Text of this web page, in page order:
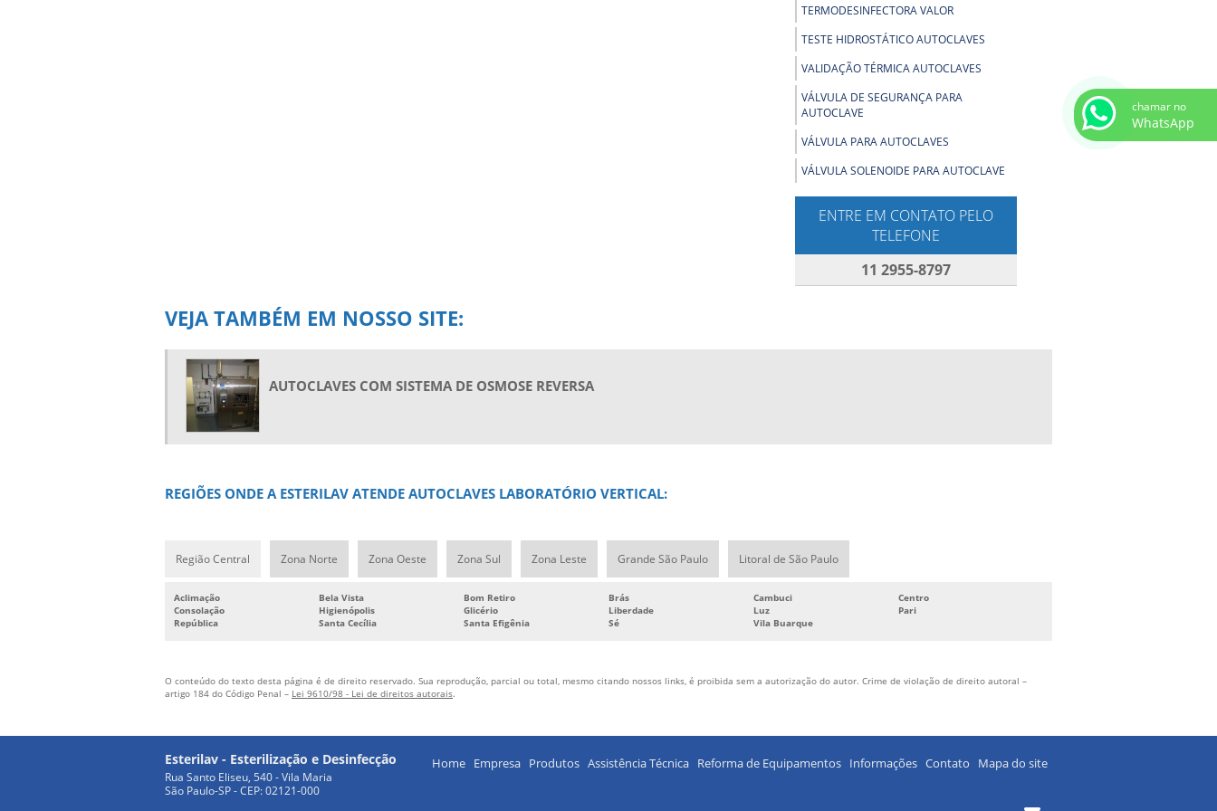
TERMODESINFECTORA VALOR
TESTE HIDROSTÁTICO AUTOCLAVES
VALIDAÇÃO TÉRMICA AUTOCLAVES
VÁLVULA DE SEGURANÇA PARA
AUTOCLAVE
VÁLVULA PARA AUTOCLAVES
VÁLVULA SOLENOIDE PARA AUTOCLAVE
ENTRE EM CONTATO PELO
TELEFONE
11 2955-8797
VEJA TAMBÉM EM NOSSO SITE:
AUTOCLAVES COM SISTEMA DE OSMOSE REVERSA
REGIÕES ONDE A ESTERILAV ATENDE AUTOCLAVES LABORATÓRIO VERTICAL:
Região Central Zona Norte Zona Oeste Zona Sul Zona Leste Grande São Paulo Litoral de São Paulo
Aclimação Bela Vista Bom Retiro Brás Cambuci
Centro
Consolação
Higienópolis Glicério Liberdade Luz
Pari
República
Santa Cecília Santa Efigênia Sé Vila Buarque
O conteúdo do texto desta página é de direito reservado. Sua reprodução, parcial ou total, mesmo citando nossos links, é proibida sem a autorização do autor. Crime de violação de direito autoral –
artigo 184 do Código Penal – Lei 9610/98 - Lei de direitos autorais.
Esterilav - Esterilização e Desinfecção
Rua Santo Eliseu, 540 - Vila Maria
São Paulo-SP - CEP: 02121-000
Home Empresa Produtos Assistência Técnica Reforma de Equipamentos Informações Contato Mapa do site
chamar no
WhatsApp